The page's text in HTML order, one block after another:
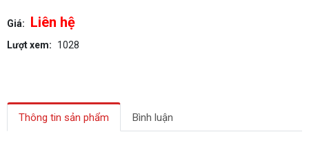
Giá: Liên hệ
Lượt xem: 1028
Thông tin sản phẩm Bình luận